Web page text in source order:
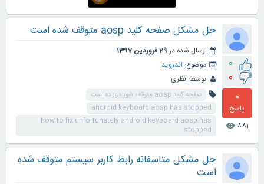
0
0
0
پاسخ
881
visibility
حل مشکل صفحه کلید aosp متوقف شده است
ارسال شده در29 فروردین 1397
موضوع: اندروید
توسط: نظری
صفحه کلید aosp متوقف شویندوز ده است
android keyboard aosp has stopped
how to fix unfortunately android keyboard aosp has
stopped
حل مشکل متاسفانه رابط کاربر سیستم متوقف شده
است